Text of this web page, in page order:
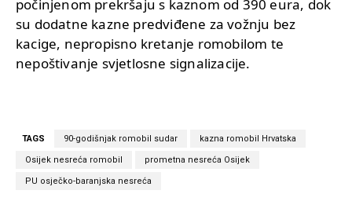
počinjenom prekršaju s kaznom od 390 eura, dok
su dodatne kazne predviđene za vožnju bez
kacige, nepropisno kretanje romobilom te
nepoštivanje svjetlosne signalizacije.
TAGS 90-godišnjak romobil sudar kazna romobil Hrvatska
Osijek nesreća romobil prometna nesreća Osijek
PU osječko-baranjska nesreća